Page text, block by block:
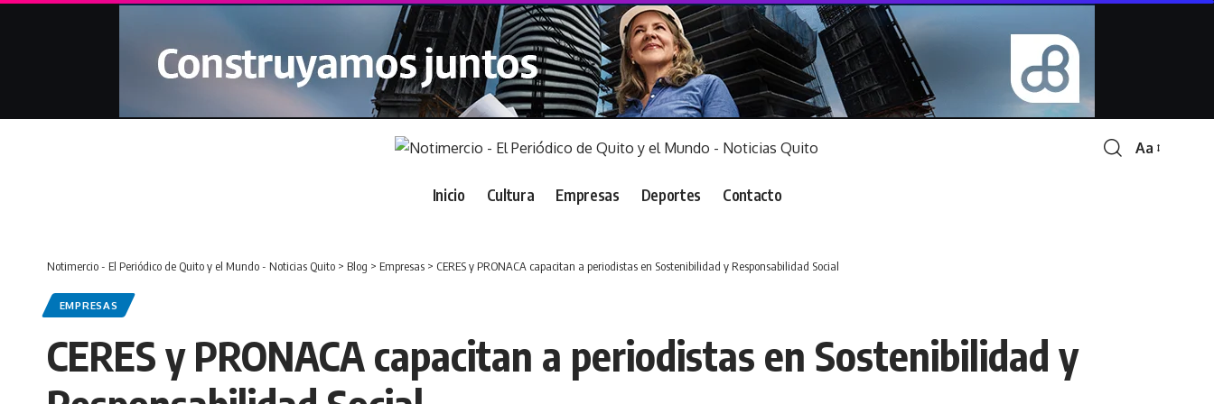
Font
Aa
Inicio Cultura Empresas Deportes Contacto
Notimercio - El Periódico de Quito y el Mundo - Noticias Quito > Blog > Empresas > CERES y PRONACA capacitan a periodistas en Sostenibilidad y Responsabilidad Social
EMPRESAS
CERES y PRONACA capacitan a periodistas en Sostenibilidad y